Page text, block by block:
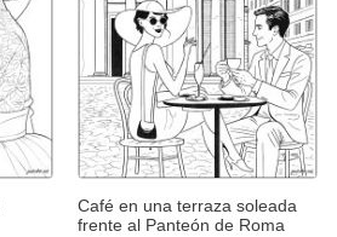
Café en una terraza soleada
frente al Panteón de Roma